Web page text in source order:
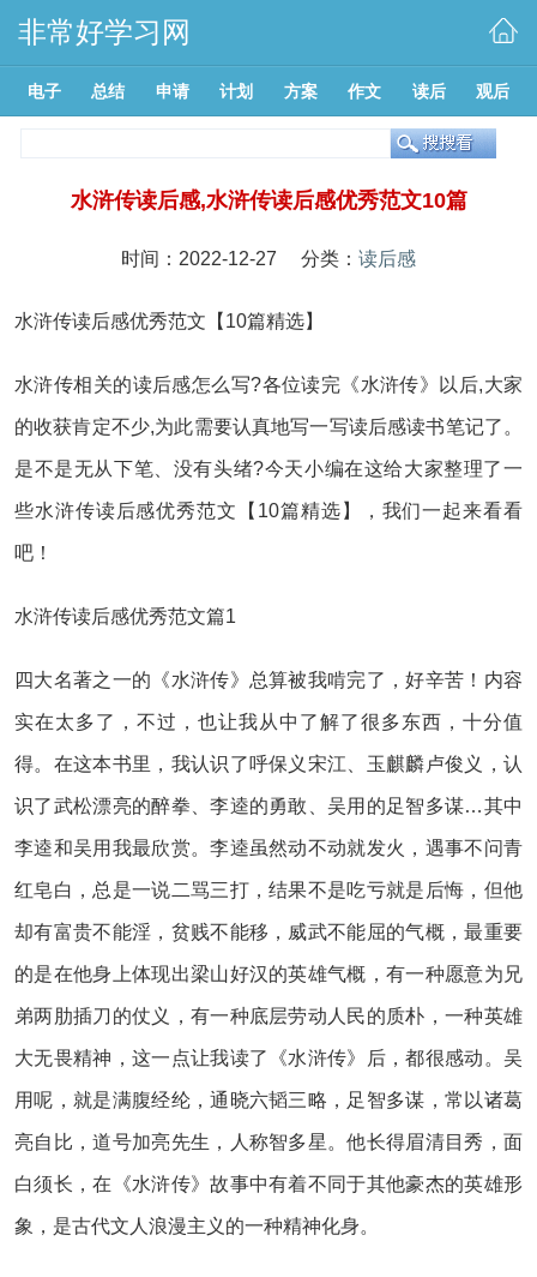
非常好学习网
电子 总结 申请 计划 方案 作文 读后 观后
水浒传读后感,水浒传读后感优秀范文10篇
时间：2022-12-27 分类： 读后感
水浒传读后感优秀范文【10篇精选】
水浒传相关的读后感怎么写?各位读完《水浒传》以后,大家
的收获肯定不少,为此需要认真地写一写读后感读书笔记了。
是不是无从下笔、没有头绪?今天小编在这给大家整理了一
些水浒传读后感优秀范文【10篇精选】，我们一起来看看
吧！
水浒传读后感优秀范文篇1
四大名著之一的《水浒传》总算被我啃完了，好辛苦！内容
实在太多了，不过，也让我从中了解了很多东西，十分值
得。在这本书里，我认识了呼保义宋江、玉麒麟卢俊义，认
识了武松漂亮的醉拳、李逵的勇敢、吴用的足智多谋…其中
李逵和吴用我最欣赏。李逵虽然动不动就发火，遇事不问青
红皂白，总是一说二骂三打，结果不是吃亏就是后悔，但他
却有富贵不能淫，贫贱不能移，威武不能屈的气概，最重要
的是在他身上体现出梁山好汉的英雄气概，有一种愿意为兄
弟两肋插刀的仗义，有一种底层劳动人民的质朴，一种英雄
大无畏精神，这一点让我读了《水浒传》后，都很感动。吴
用呢，就是满腹经纶，通晓六韬三略，足智多谋，常以诸葛
亮自比，道号加亮先生，人称智多星。他长得眉清目秀，面
白须长，在《水浒传》故事中有着不同于其他豪杰的英雄形
象，是古代文人浪漫主义的一种精神化身。